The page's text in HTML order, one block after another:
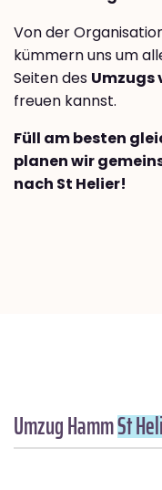
Von der
kümmern uns um
Seiten des Umzugs
freuen kannst.
Füll am besten
planen wir
nach St Helier!
Umzug HammSt